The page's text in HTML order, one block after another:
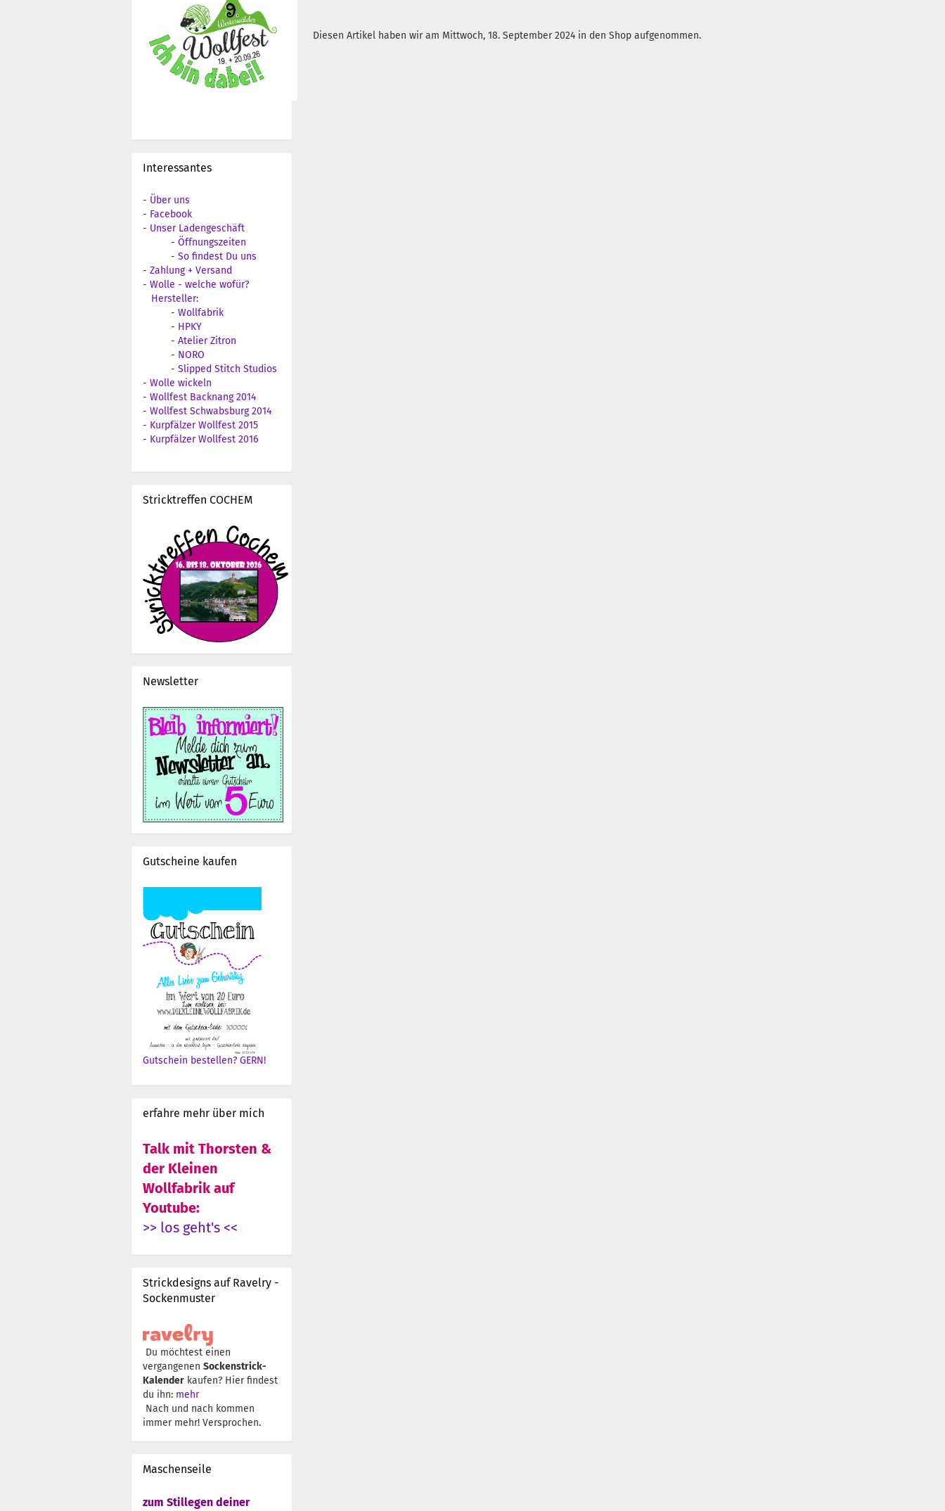
Diesen Artikel haben wir am Mittwoch, 18. September 2024 in den Shop aufgenommen.
Interessantes
- Über uns
- Facebook
- Unser Ladengeschäft
- Öffnungszeiten
- So findest Du uns
- Zahlung + Versand
- Wolle - welche wofür?
Hersteller:
- Wollfabrik
- HPKY
- Atelier Zitron
- NORO
- Slipped Stitch Studios
- Wolle wickeln
- Wollfest Backnang 2014
- Wollfest Schwabsburg 2014
- Kurpfälzer Wollfest 2015
- Kurpfälzer Wollfest 2016
Stricktreffen COCHEM
Newsletter
Gutscheine kaufen
Gutschein bestellen? GERN!
erfahre mehr über mich
Talk mit Thorsten &
der Kleinen
Wollfabrik auf
Youtube:
>> los geht's <<
Strickdesigns auf Ravelry -
Sockenmuster
Du möchtest einen
vergangenen Sockenstrick-
Kalender kaufen? Hier findest
du ihn: mehr
Nach und nach kommen
immer mehr! Versprochen.
Maschenseile
zum Stillegen deiner